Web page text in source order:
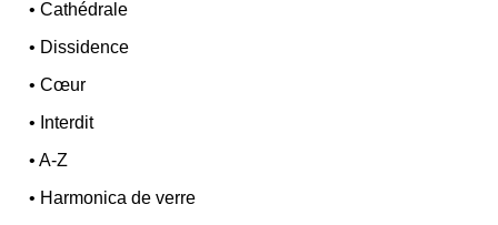
•Cathédrale
• Dissidence
•Cœur
• Interdit
•A-Z
• Harmonica de verre